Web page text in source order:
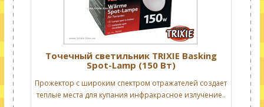
Точечный светильник TRIXIE Basking
Spot-Lamp (150 Вт)
Прожектор с широким спектром отражателей создает
теплые места для купания инфракрасное излучение..